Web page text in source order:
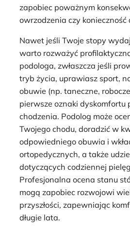
zapobiec poważnym
owrzodzenia czy konieczność
Nawet jeśli Twoje stopy
warto rozważyć
podologa, zwłaszcza jeśli
tryb życia, uprawiasz sport,
obuwie (np. taneczne,
pierwsze oznaki dyskomfortu
chodzenia. Podolog może
Twojego chodu, doradzić w
odpowiedniego obuwia i
ortopedycznych, a także
dotyczących codziennej
Profesjonalna ocena stanu
mogą zapobiec rozwojowi
przyszłości, zapewniając
długie lata.